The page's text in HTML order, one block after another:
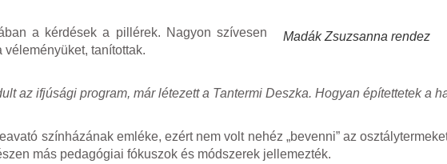
Madák Zsuzsanna rendez
a kérdések a pillérek. Nagyon szívesen
tanítottak.
az ifjúsági program, már létezett a Tantermi Deszka. Hogyan építettetek a
színházának emléke, ezért nem volt nehéz „bevenni” az
más pedagógiai fókuszok és módszerek jellemezték.